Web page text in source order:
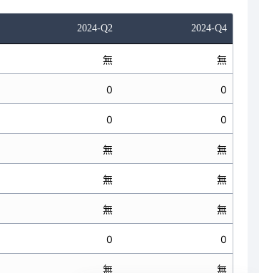
2024-Q2 2024-Q4
無 無
0 0
0 0
無 無
無 無
無 無
0 0
無 無